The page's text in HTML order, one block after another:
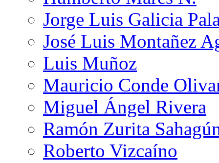
Jorge Luis Galicia
José Luis Montañez
Luis Muñoz
Mauricio Conde
Miguel Ángel Rivera
Ramón Zurita
Roberto Vizcaíno